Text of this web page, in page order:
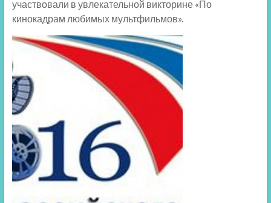
участвовали в увлекательной викторине «По
кинокадрам любимых мультфильмов».